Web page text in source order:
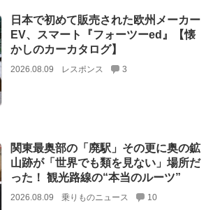
日本で初めて販売された欧州メーカー
EV、スマート『フォーツーed』【懐
かしのカーカタログ】
2026.08.09 レスポンス 3
関東最奥部の「廃駅」その更に奥の鉱
山跡が「世界でも類を見ない」場所だ
った！ 観光路線の“本当のルーツ”
2026.08.09 乗りものニュース 10